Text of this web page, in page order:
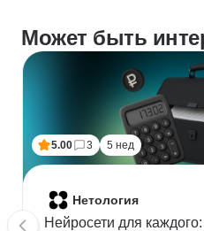
Может быть
5.00 3 5 нед
Нетология
Нейросети для